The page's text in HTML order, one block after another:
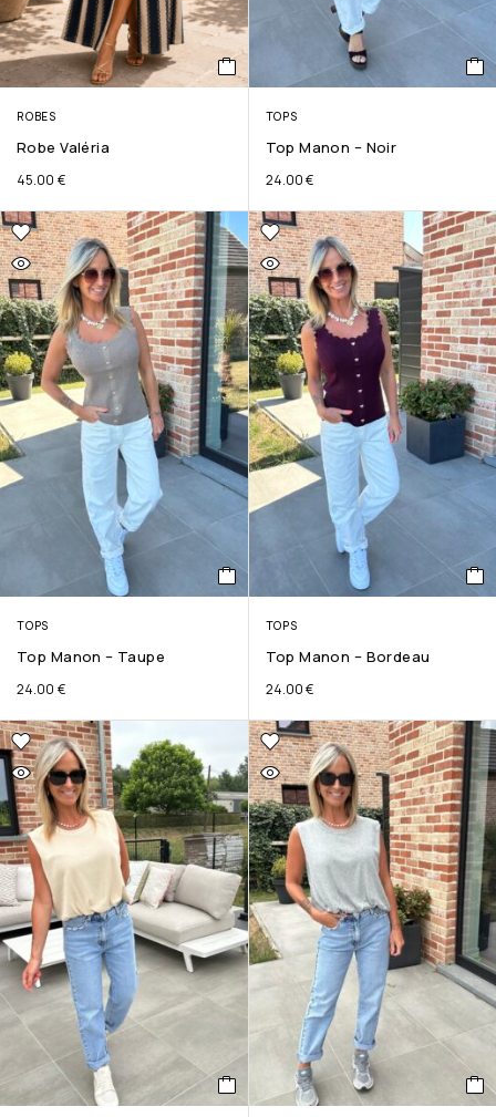
ROBES
Robe Valéria
45.00 €
TOPS
Top Manon – Noir
24.00€
TOPS
Top Manon – Taupe
24.00 €
TOPS
Top Manon – Bordeau
24.00€